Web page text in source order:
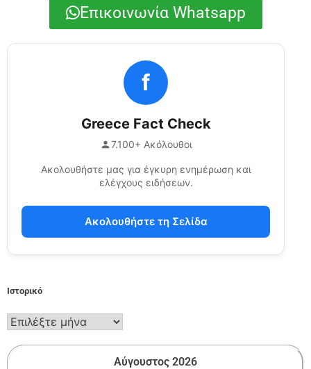
Επικοινωνία Whatsapp
f
Greece Fact Check
7.100+ Ακόλουθοι
Ακολουθήστε μας για έγκυρη ενημέρωση και
ελέγχους ειδήσεων.
Ακολουθήστε τη Σελίδα
Ιστορικό
Αύγουστος 2026